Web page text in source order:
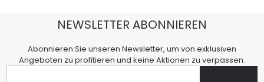
NEWSLETTER ABONNIEREN
Abonnieren Sie unseren Newsletter, um von exklusiven
Angeboten zu profitieren und keine Aktionen zu verpassen.